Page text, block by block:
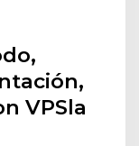
VPSla